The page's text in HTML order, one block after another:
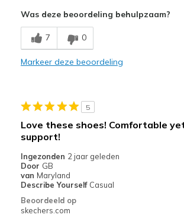
Comfortable
Beste toepassingen
Casual Wear
Sizing
Feels true to size
View On Shoes
I'm Into Shoes
Was deze beoordeling behulpzaam?
7 0
Markeer deze beoordeling
5
Love these shoes! Comfortable
support!
Ingezonden 2 jaar geleden
Door GB
van Maryland
Describe Yourself Casual
Beoordeeld op
skechers.com